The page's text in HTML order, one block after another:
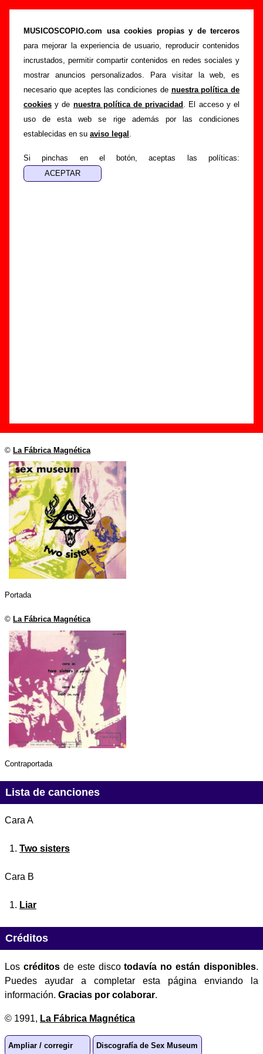
MUSICOSCOPIO.com usa cookies propias y de terceros
para mejorar la experiencia de usuario, reproducir contenidos
incrustados, permitir compartir contenidos en redes sociales y
mostrar anuncios personalizados. Para visitar la web, es
necesario que aceptes las condiciones de nuestra política de
cookies y de nuestra política de privacidad . El acceso y el
uso de esta web se rige además por las condiciones
establecidas en su aviso legal .
Si pinchas en el botón, aceptas las políticas:
“Two sisters” (Single promocional de 7’’, 1991)
- Sex Museum
Portada >Sex Museum >Discografía >Two sisters
Esta página pretende recopilar todo tipo de información
sobre eldisco “Two sisters”, interpretado por
Museum. Además del listado de canciones incluidas en el
disco, también se mostrarán en esta página otros tipos de
información a medida que estén disponibles: los datos
de las canciones (productor, músicos, colaboradores y
responsables de la grabación, las mezclas y la
Diseño
© La Fábrica Magnética
Portada
© La Fábrica Magnética
Contraportada
Lista de canciones
Cara A
Two sisters
Cara B
Liar
Créditos
Los créditosde este discotodavía no están disponibles.
Puedes ayudar a completar esta página enviando la
información. Gracias por colaborar.
© 1991, La Fábrica Magnética
Ampliar / corregir Discografía de Sex Museum